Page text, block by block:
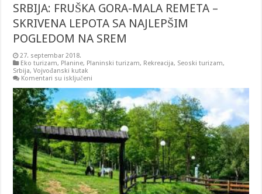
SRBIJA: FRUŠKA GORA-MALA REMETA –
SKRIVENA LEPOTA SA NAJLEPŠIM
POGLEDOM NA SREM
27. septembar 2018.
Eko turizam, Planine, Planinski turizam, Rekreacija, Seoski turizam,
Srbija,Vojvođanski kutak
Komentari su isključeni
FRUŠKA
GORA-
MALA
REMETA
–
SKRIVENA
LEPOTA
SA
NAJLEPŠIM
POGLEDOM
NA
SREM